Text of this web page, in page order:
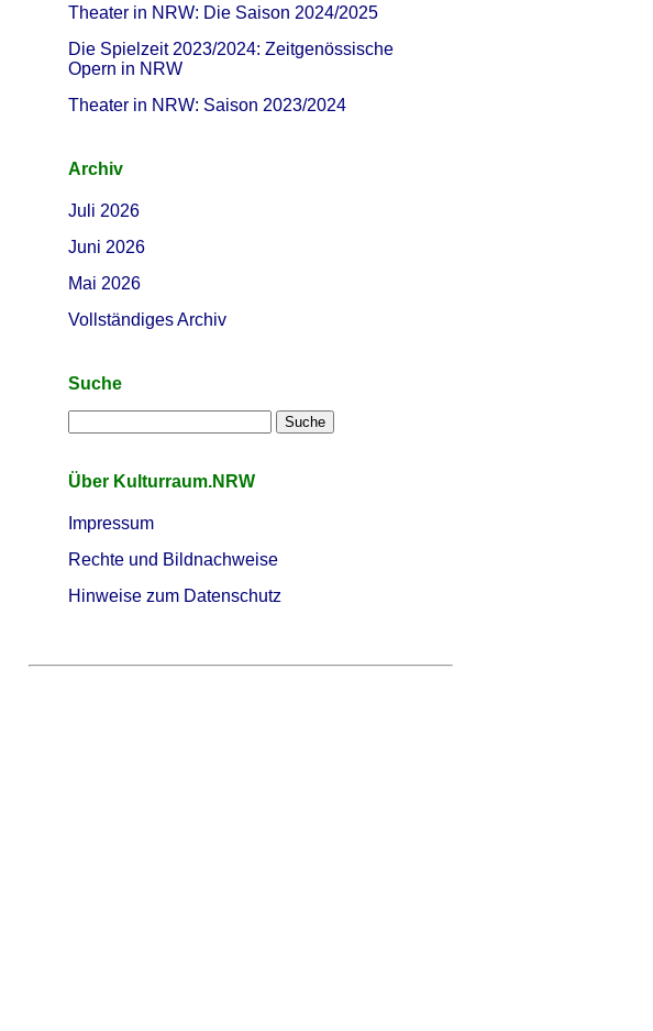
Theater in NRW: Die Saison 2024/2025
Die Spielzeit 2023/2024: Zeitgenössische
Opern in NRW
Theater in NRW: Saison 2023/2024
Archiv
Juli 2026
Juni 2026
Mai 2026
Vollständiges Archiv
Suche
Über Kulturraum.NRW
Impressum
Rechte und Bildnachweise
Hinweise zum Datenschutz